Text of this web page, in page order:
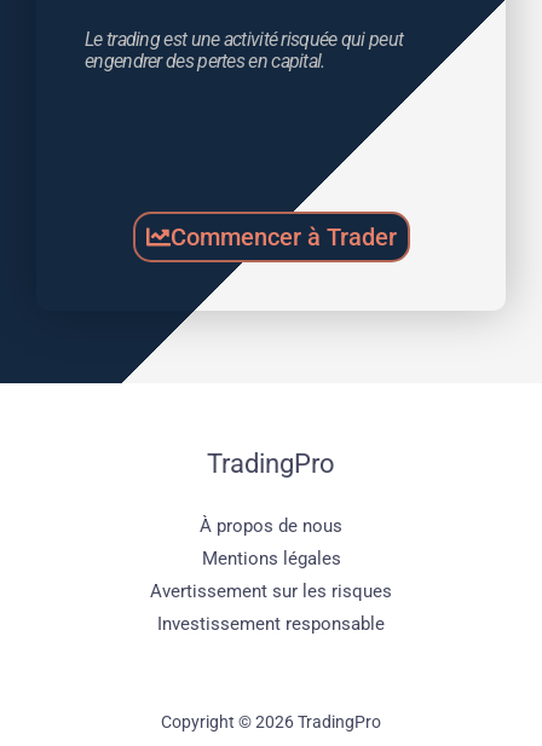
Le trading est une activité risquée qui peut
engendrer des pertes en capital.
Commencer à Trader
TradingPro
À propos de nous
Mentions légales
Avertissement sur les risques
Investissement responsable
Copyright © 2026 TradingPro